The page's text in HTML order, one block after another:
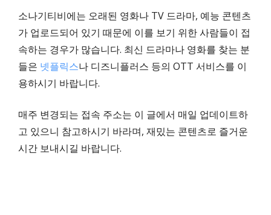
소나기티비에는 오래된 영화나 TV 드라마, 예능 콘텐츠
가 업로드되어 있기 때문에 이를 보기 위한 사람들이 접
속하는 경우가 많습니다. 최신 드라마나 영화를 찾는 분
들은 넷플릭스나 디즈니플러스 등의 OTT 서비스를 이
용하시기 바랍니다.
매주 변경되는 접속 주소는 이 글에서 매일 업데이트하
고 있으니 참고하시기 바라며, 재밌는 콘텐츠로 즐거운
시간 보내시길 바랍니다.